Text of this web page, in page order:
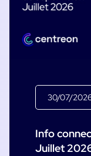
30/07/
Info
Juillet